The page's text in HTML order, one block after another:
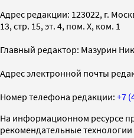
Адрес редакции: 123022, г.
13, стр. 15, эт. 4, пом. X, ком. 1
Главный редактор: Мазурин
Адрес электронной почты
Номер телефона редакции: +7
На информационном ресурсе
рекомендательные